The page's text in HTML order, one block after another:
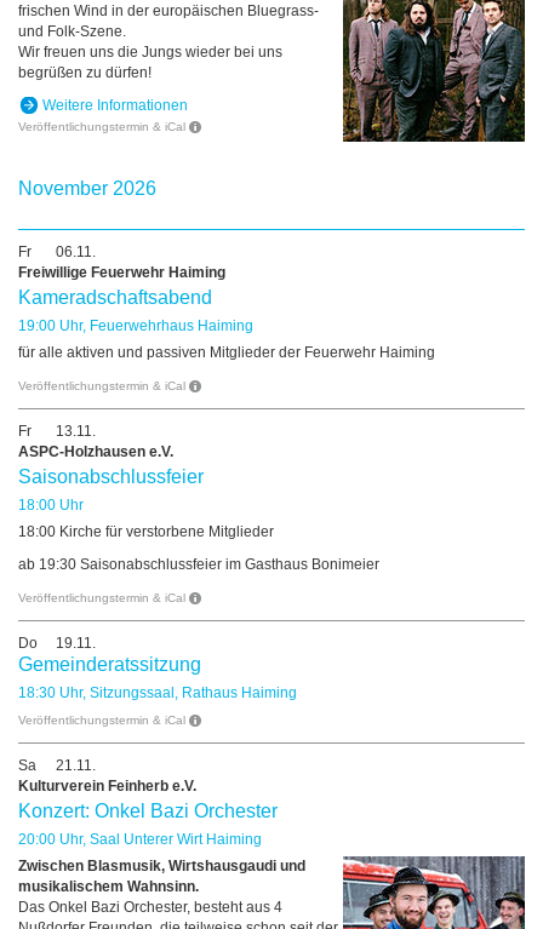
frischen Wind in der europäischen Bluegrass-
und Folk-Szene.
Wir freuen uns die Jungs wieder bei uns
begrüßen zu dürfen!
Weitere Informationen
Veröffentlichungstermin & iCal
November 2026
Fr
06.11.
Freiwillige Feuerwehr Haiming
Kameradschaftsabend
19:00 Uhr, Feuerwehrhaus Haiming
für alle aktiven und passiven Mitglieder der Feuerwehr Haiming
Veröffentlichungstermin & iCal
Fr
13.11.
ASPC-Holzhausen e.V.
Saisonabschlussfeier
18:00 Uhr
18:00 Kirche für verstorbene Mitglieder
ab 19:30 Saisonabschlussfeier im Gasthaus Bonimeier
Veröffentlichungstermin & iCal
Do 19.11.
Gemeinderatssitzung
18:30 Uhr, Sitzungssaal, Rathaus Haiming
Veröffentlichungstermin & iCal
Sa
21.11.
Kulturverein Feinherb e.V.
Konzert: Onkel Bazi Orchester
20:00 Uhr, Saal Unterer Wirt Haiming
Zwischen Blasmusik, Wirtshausgaudi und
musikalischem Wahnsinn.
Das Onkel Bazi Orchester, besteht aus 4